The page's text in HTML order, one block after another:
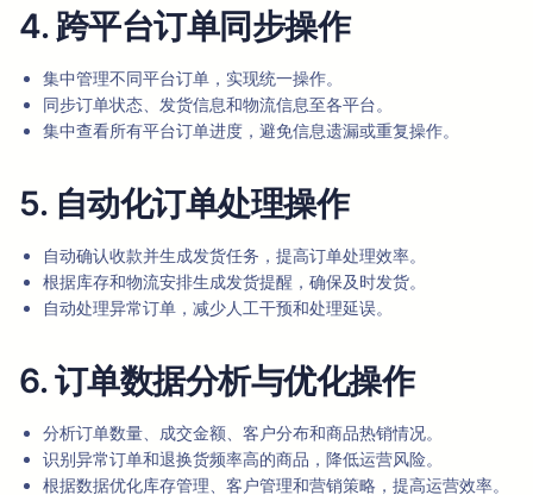
4. 跨平台订单同步操作
集中管理不同平台订单，实现统一操作。
同步订单状态、发货信息和物流信息至各平台。
集中查看所有平台订单进度，避免信息遗漏或重复操作。
5. 自动化订单处理操作
自动确认收款并生成发货任务，提高订单处理效率。
根据库存和物流安排生成发货提醒，确保及时发货。
自动处理异常订单，减少人工干预和处理延误。
6. 订单数据分析与优化操作
分析订单数量、成交金额、客户分布和商品热销情况。
识别异常订单和退换货频率高的商品，降低运营风险。
根据数据优化库存管理、客户管理和营销策略，提高运营效率。